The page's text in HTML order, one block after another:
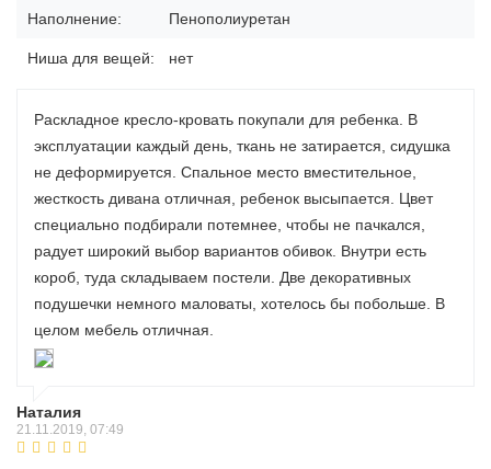
Наполнение: Пенополиуретан
Ниша для вещей: нет
Раскладное кресло-кровать покупали для ребенка. В
эксплуатации каждый день, ткань не затирается, сидушка
не деформируется. Спальное место вместительное,
жесткость дивана отличная, ребенок высыпается. Цвет
специально подбирали потемнее, чтобы не пачкался,
радует широкий выбор вариантов обивок. Внутри есть
короб, туда складываем постели. Две декоративных
подушечки немного маловаты, хотелось бы побольше. В
целом мебель отличная.
Наталия
21.11.2019, 07:49